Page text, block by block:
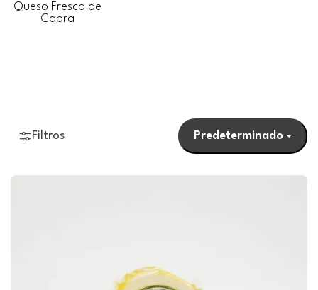
Queso Fresco de
Cabra
Filtros Predeterminado